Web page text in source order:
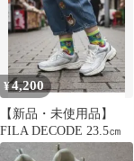
¥4,200
【新品・未使用品】
FILA DECODE 23.5㎝